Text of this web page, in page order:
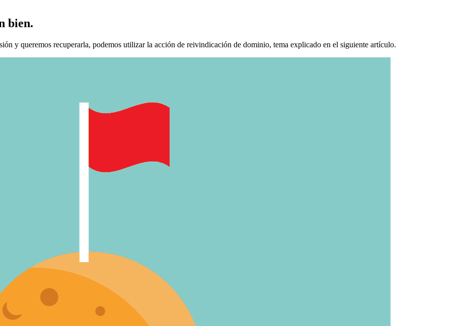
bien.
y queremos recuperarla, podemos utilizar la acción de reivindicación de dominio, tema explicado en el siguiente artículo.